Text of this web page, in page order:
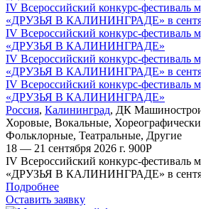
IV Всероссийский конкурс-фестиваль
«ДРУЗЬЯ В КАЛИНИНГРАДЕ» в
IV Всероссийский конкурс-фестиваль
«ДРУЗЬЯ В КАЛИНИНГРАДЕ»
IV Всероссийский конкурс-фестиваль
«ДРУЗЬЯ В КАЛИНИНГРАДЕ» в
IV Всероссийский конкурс-фестиваль
«ДРУЗЬЯ В КАЛИНИНГРАДЕ»
Россия, Калининград, ДК
Хоровые, Вокальные,
Фольклорные, Театральные, Другие
18 — 21 сентября 2026 г. 900Р
IV Всероссийский конкурс-фестиваль
«ДРУЗЬЯ В КАЛИНИНГРАДЕ» в
Подробнее
Оставить заявку